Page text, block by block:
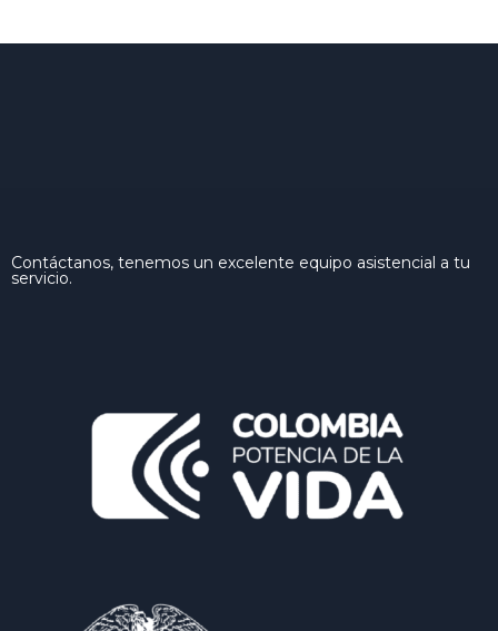
Contáctanos, tenemos un excelente equipo asistencial a tu
servicio.